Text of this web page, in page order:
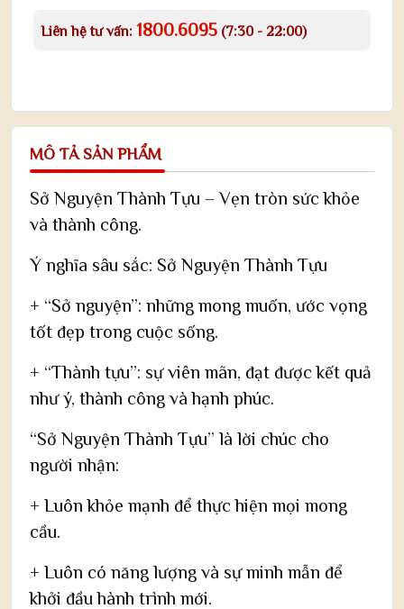
Liên hệ tư vấn: 1800.6095 (7:30 - 22:00)
MÔ TẢ SẢN PHẨM
Sở Nguyện Thành Tựu – Vẹn tròn sức khỏe
và thành công.
Ý nghĩa sâu sắc: Sở Nguyện Thành Tựu
+ “Sở nguyện”: những mong muốn, ước vọng
tốt đẹp trong cuộc sống.
+ “Thành tựu”: sự viên mãn, đạt được kết quả
như ý, thành công và hạnh phúc.
“Sở Nguyện Thành Tựu” là lời chúc cho
người nhận:
+ Luôn khỏe mạnh để thực hiện mọi mong
cầu.
+ Luôn có năng lượng và sự minh mẫn để
khởi đầu hành trình mới.